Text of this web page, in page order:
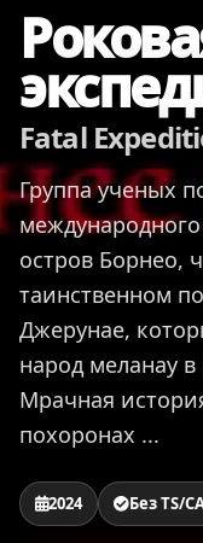
Fatal
Группа ученых
остров Борнео,
таинственном
Джерунае,
народ меланау
Мрачная
похоронах ...
2024 Без TS/